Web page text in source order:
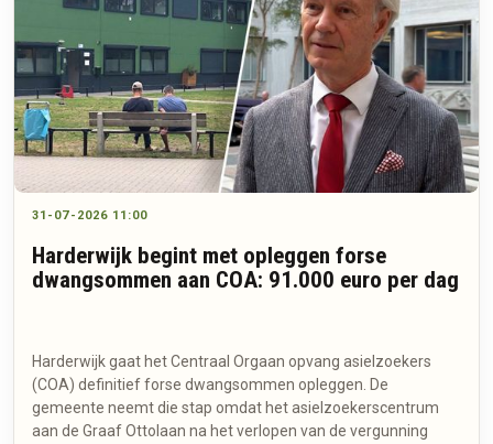
31-07-2026 11:00
Harderwijk begint met opleggen forse
dwangsommen aan COA: 91.000 euro per dag
Harderwijk gaat het Centraal Orgaan opvang asielzoekers
(COA) definitief forse dwangsommen opleggen. De
gemeente neemt die stap omdat het asielzoekerscentrum
aan de Graaf Ottolaan na het verlopen van de vergunning